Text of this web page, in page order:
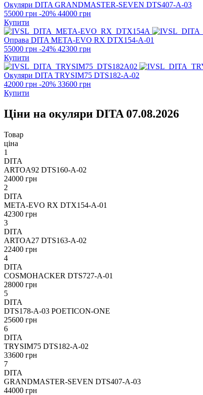
Окуляри DITA GRANDMASTER-SEVEN DTS407-A-03
55000 грн -20% 44000 грн
Купити
Оправа DITA META-EVO RX DTX154-A-01
55000 грн -24% 42300 грн
Купити
Окуляри DITA TRYSIM75 DTS182-A-02
42000 грн -20% 33600 грн
Купити
Ціни на окуляри DITA 07.08.2026
Товар
ціна
1
DITA
ARTOA92 DTS160-A-02
24000 грн
2
DITA
META-EVO RX DTX154-A-01
42300 грн
3
DITA
ARTOA27 DTS163-A-02
22400 грн
4
DITA
COSMOHACKER DTS727-A-01
28000 грн
5
DITA
DTS178-A-03 POETICON-ONE
25600 грн
6
DITA
TRYSIM75 DTS182-A-02
33600 грн
7
DITA
GRANDMASTER-SEVEN DTS407-A-03
44000 грн